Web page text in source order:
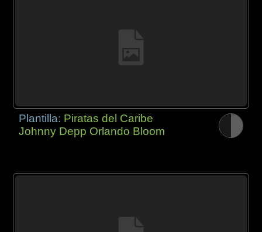
Plantilla: Piratas del Caribe
Johnny Depp Orlando Bloom